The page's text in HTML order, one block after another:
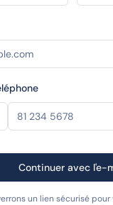
Continuer avec l'e-
un lien sécurisé